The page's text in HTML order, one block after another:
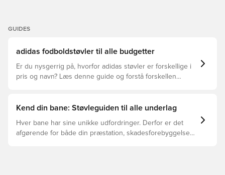
GUIDES
adidas fodboldstøvler til alle budgetter
Er du nysgerrig på, hvorfor adidas støvler er forskellige i
pris og navn? Læs denne guide og forstå forskellen
Kend din bane: Støvleguiden til alle underlag
Hver bane har sine unikke udfordringer. Derfor er det
afgørende for både din præstation, skadesforebyggelse